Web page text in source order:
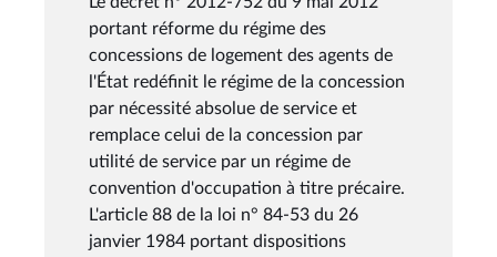
portant réforme du régime des
concessions de logement des agents de
l'État redéfinit le régime de la concession
par nécessité absolue de service et
remplace celui de la concession par
utilité de service par un régime de
convention d'occupation à titre précaire.
L'article 88 de la loi n° 84-53 du 26
janvier 1984 portant dispositions